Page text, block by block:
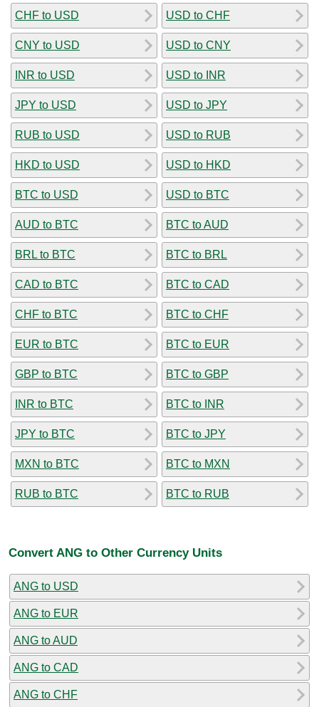
CHF to USD
CNY to USD
INR to USD
JPY to USD
RUB to USD
HKD to USD
BTC to USD
AUD to BTC
BRL to BTC
CAD to BTC
CHF to BTC
EUR to BTC
GBP to BTC
INR to BTC
JPY to BTC
MXN to BTC
RUB to BTC
USD to CHF
USD to CNY
USD to INR
USD to JPY
USD to RUB
USD to HKD
USD to BTC
BTC to AUD
BTC to BRL
BTC to CAD
BTC to CHF
BTC to EUR
BTC to GBP
BTC to INR
BTC to JPY
BTC to MXN
BTC to RUB
Convert ANG to Other Currency Units
ANG to USD
ANG to EUR
ANG to AUD
ANG to CAD
ANG to CHF